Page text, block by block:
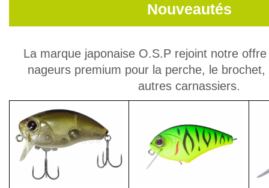
Nouveautés
La marque japonaise O.S.P rejoint notre
nageurs premium pour la perche, le
autres carnassiers.